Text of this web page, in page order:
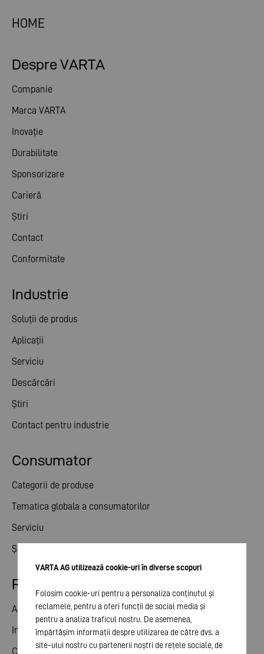
HOME
Despre VARTA
Companie
Marca VARTA
Inovaţie
Durabilitate
Sponsorizare
Carieră
Știri
Contact
Conformitate
Consumator
Categorii de produse
Tematica globala a consumatorilor
Serviciu
Știri
Industrie
Soluții de produs
Aplicații
Serviciu
Descărcări
Știri
Contact pentru industrie
Relații cu investitorii
Acțiune
Intalnire generala
Calendar financiar
VARTA AG utilizează cookie-uri în diverse scopuri
Folosim cookie-uri pentru a personaliza conținutul și
reclamele, pentru a oferi funcții de social media și
pentru a analiza traficul nostru. De asemenea,
împărtășim informații despre utilizarea de către dvs. a
site-ului nostru cu partenerii noștri de rețele sociale, de